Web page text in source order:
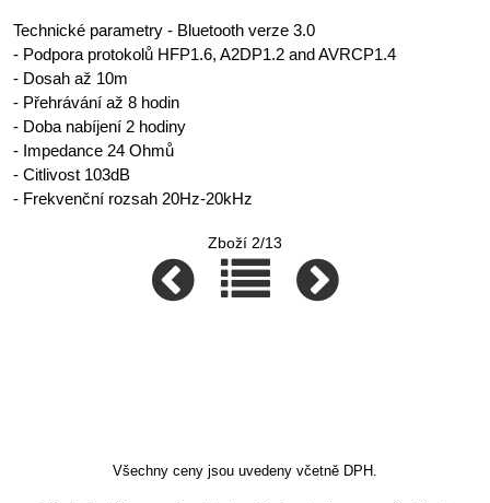
Technické parametry - Bluetooth verze 3.0
- Podpora protokolů HFP1.6, A2DP1.2 and AVRCP1.4
- Dosah až 10m
- Přehrávání až 8 hodin
- Doba nabíjení 2 hodiny
- Impedance 24 Ohmů
- Citlivost 103dB
- Frekvenční rozsah 20Hz-20kHz
Zboží 2/13
Všechny ceny jsou uvedeny včetně DPH.